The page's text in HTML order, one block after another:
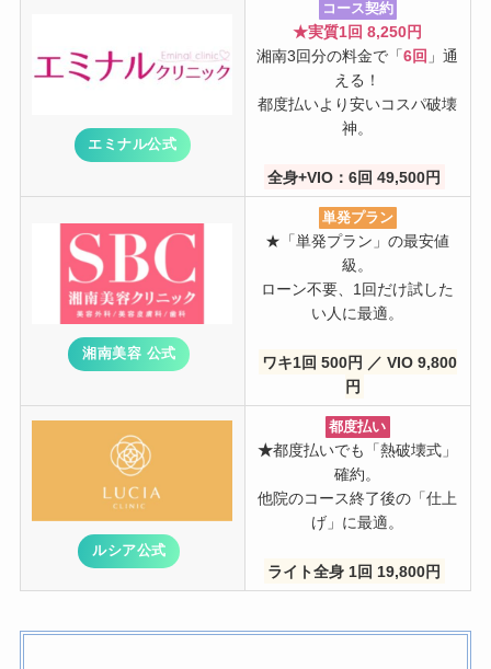
エミナル公式
コース契約
★実質1回 8,250円
湘南3回分の料金で「6回 」通
える！
都度払いより安いコスパ破壊
神。
全身+VIO：6回 49,500円
湘南美容 公式
単発プラン
★「単発プラン」の最安値
級。
ローン不要、1回だけ試した
い人に最適。
ワキ1回 500円 ／ VIO 9,800
円
ルシア公式
都度払い
★都度払いでも「熱破壊式」
確約。
他院のコース終了後の「仕上
げ」に最適。
ライト全身 1回 19,800円